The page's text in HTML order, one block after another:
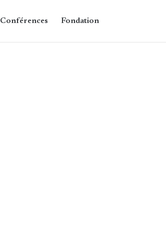
Conférences Fondation